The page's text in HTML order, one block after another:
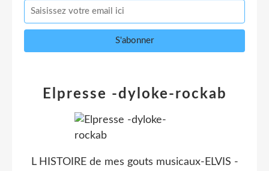
Elpresse -dyloke-rockab
L HISTOIRE de mes gouts musicaux-ELVIS -